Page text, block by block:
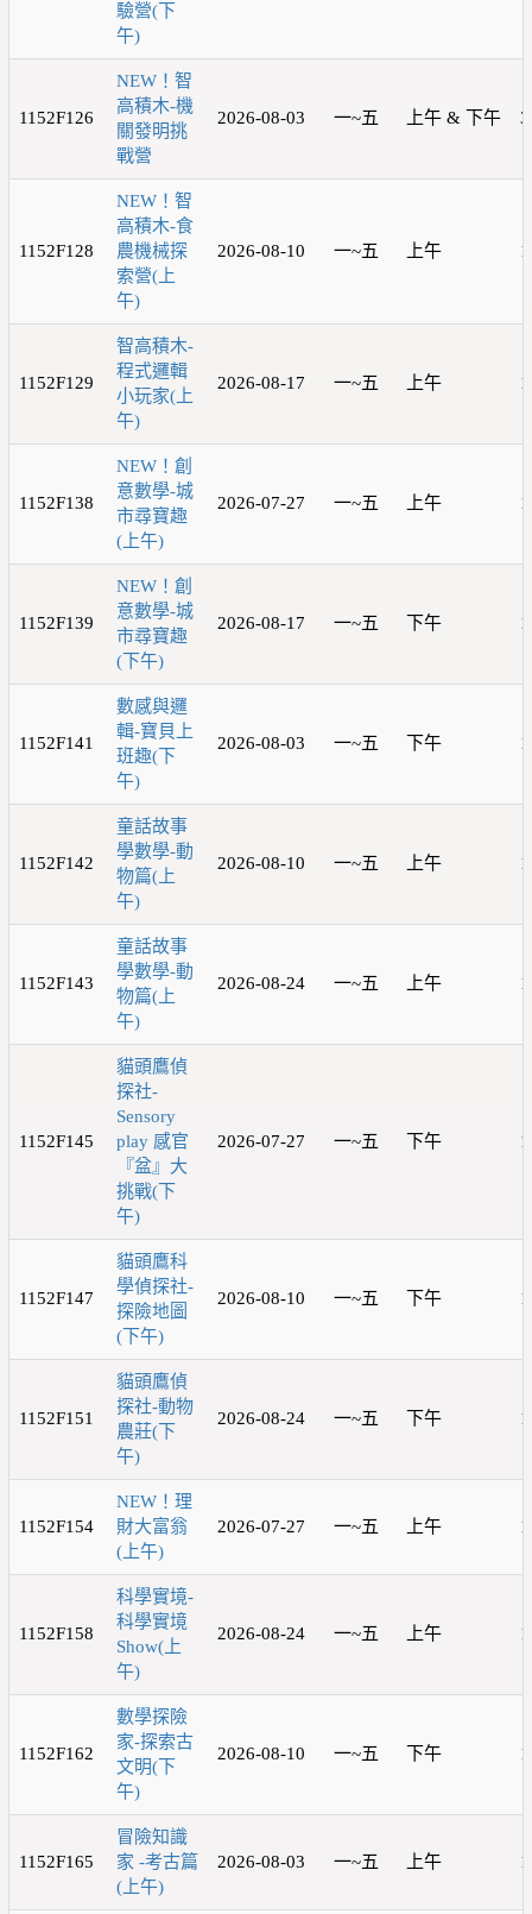
驗營(下
午)
1152F126
NEW！智
高積木-機
關發明挑
戰營
2026-08-03 一~五 上午 & 下午
1152F128
NEW！智
高積木-食
農機械探
索營(上
午)
2026-08-10 一~五 上午
1152F129
智高積木-
程式邏輯
小玩家(上
午)
2026-08-17 一~五 上午
1152F138
NEW！創
意數學-城
市尋寶趣
(上午)
2026-07-27 一~五 上午
1152F139
NEW！創
意數學-城
市尋寶趣
(下午)
2026-08-17 一~五 下午
1152F141
數感與邏
輯-寶貝上
班趣(下
午)
2026-08-03 一~五 下午
1152F142
童話故事
學數學-動
物篇(上
午)
2026-08-10 一~五 上午
1152F143
童話故事
學數學-動
物篇(上
午)
2026-08-24 一~五 上午
1152F145
貓頭鷹偵
探社-
Sensory
play 感官
『盆』大
挑戰(下
午)
2026-07-27 一~五 下午
1152F147
貓頭鷹科
學偵探社-
探險地圖
(下午)
2026-08-10 一~五 下午
1152F151
貓頭鷹偵
探社-動物
農莊(下
午)
2026-08-24 一~五 下午
1152F154
NEW！理
財大富翁
(上午)
2026-07-27 一~五 上午
1152F158
科學實境-
科學實境
Show(上
午)
2026-08-24 一~五 上午
1152F162
數學探險
家-探索古
文明(下
午)
2026-08-10 一~五 下午
1152F165
冒險知識
家 -考古篇
(上午)
2026-08-03 一~五 上午